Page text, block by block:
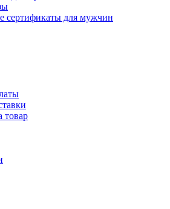
сертификаты для мужчин
товар